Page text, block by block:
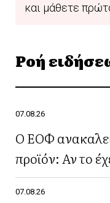
και μάθετε
Ροή
07.08.26
Ο ΕΟΦ
προϊόν: Αν το
07.08.26